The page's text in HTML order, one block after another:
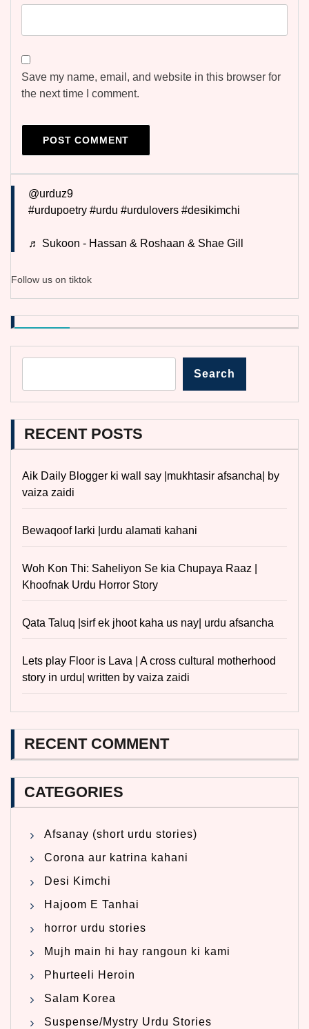
Save my name, email, and website in this browser for
the next time I comment.
@urduz9
#urdupoetry #urdu #urdulovers #desikimchi
♬ Sukoon - Hassan & Roshaan & Shae Gill
Follow us on tiktok
Search
RECENT POSTS
Aik Daily Blogger ki wall say |mukhtasir afsancha| by
vaiza zaidi
Bewaqoof larki |urdu alamati kahani
Woh Kon Thi: Saheliyon Se kia Chupaya Raaz |
Khoofnak Urdu Horror Story
Qata Taluq |sirf ek jhoot kaha us nay| urdu afsancha
Lets play Floor is Lava | A cross cultural motherhood
story in urdu| written by vaiza zaidi
RECENT COMMENT
CATEGORIES
Afsanay (short urdu stories)
Corona aur katrina kahani
Desi Kimchi
Hajoom E Tanhai
horror urdu stories
Mujh main hi hay rangoun ki kami
Phurteeli Heroin
Salam Korea
Suspense/Mystry Urdu Stories